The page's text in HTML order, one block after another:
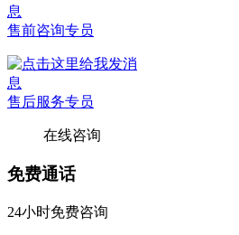
售前咨询专员
售后服务专员
在线咨询
免费通话
24小时免费咨询